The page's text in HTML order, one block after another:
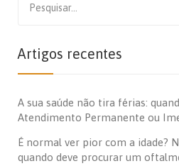
for:
Artigos recentes
A sua saúde não tira férias:
Atendimento Permanente ou
É normal ver pior com a idade?
quando deve procurar um